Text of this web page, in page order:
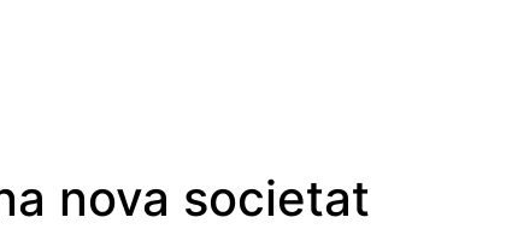
nova societat